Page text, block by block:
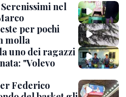
nel
per pochi
molla
uno dei ragazzi
"Volevo
Federico